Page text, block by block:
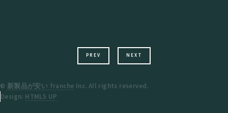
PREV NEXT
© 新製品が安い franche Inc. All rights reserved.
Design: HTML5 UP